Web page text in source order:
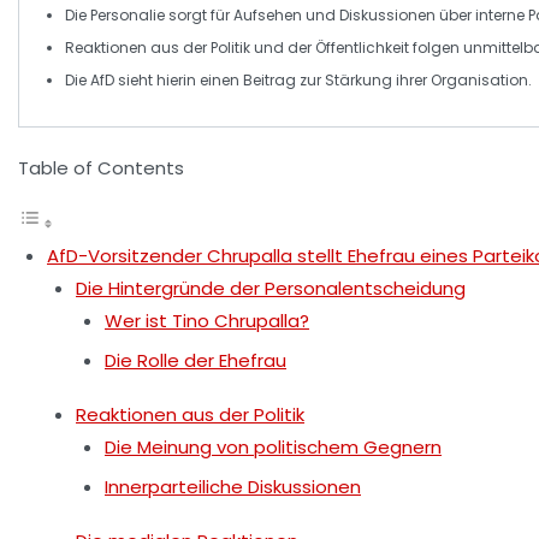
Die Personalie sorgt fürAufsehen und Diskussionen über interne
Reaktionen aus derPolitikund der Öffentlichkeitfolgen
DieAfD sieht hierin einen Beitrag zur Stärkung ihrer Organisation.
Table of Contents
AfD-Vorsitzender Chrupalla stellt Ehefrau eines
Die Hintergründe der Personalentscheidung
Wer ist Tino Chrupalla?
Die Rolle der Ehefrau
Reaktionen aus der Politik
Die Meinung von politischem Gegnern
Innerparteiliche Diskussionen